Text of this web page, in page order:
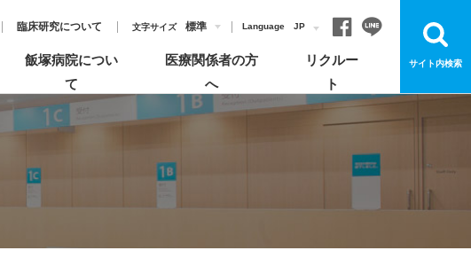
臨床研究について 文字サイズ 標準 Language JP
お見舞いについて
各部門について
飯塚病院のがん診療
飯塚病院につい
て
医療関係者の方
へ
登録医制度のご紹介
リクルー
ト
サイト内検索